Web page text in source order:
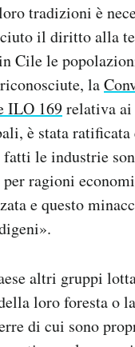
tradizioni è
il diritto alla
Cile le
la
ILO 169relativa
è stata ratificata
le industrie
ragioni
e questo
altri gruppi
loro foresta o
di cui sono